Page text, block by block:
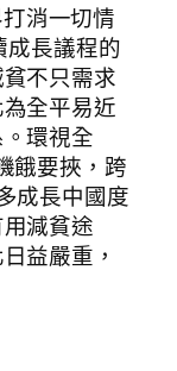
消一切情
成長議程的
不只需求
全平易近
環視全
餓要挾，跨
成長中國度
減貧途
益嚴重，